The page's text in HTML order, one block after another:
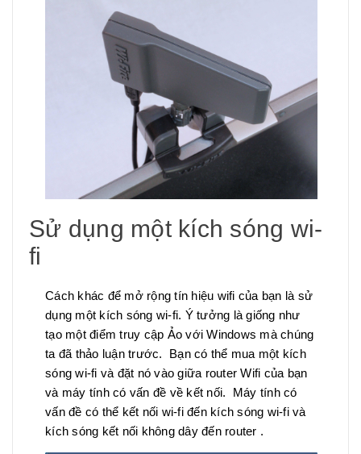
Sử dụng một kích sóng wi-
fi
Cách khác để mở rộng tín hiệu wifi của bạn là sử
dụng một kích sóng wi-fi. Ý tưởng là giống như
tạo một điểm truy cập Ảo với Windows mà chúng
ta đã thảo luận trước. Bạn có thể mua một kích
sóng wi-fi và đặt nó vào giữa router Wifi của bạn
và máy tính có vấn đề về kết nối. Máy tính có
vấn đề có thể kết nối wi-fi đến kích sóng wi-fi và
kích sóng kết nối không dây đến router .